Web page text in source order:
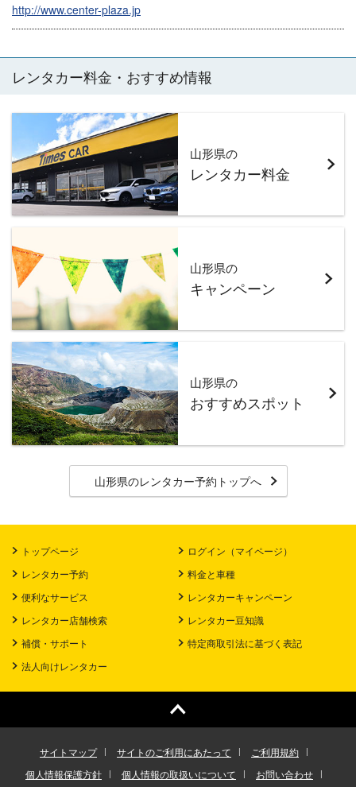
http://www.center-plaza.jp
レンタカー料金・おすすめ情報
山形県の
レンタカー料金
山形県の
キャンペーン
山形県の
おすすめスポット
山形県のレンタカー予約トップへ
トップページ
ログイン（マイページ）
レンタカー予約
料金と車種
便利なサービス
レンタカーキャンペーン
レンタカー店舗検索
レンタカー豆知識
補償・サポート
特定商取引法に基づく表記
法人向けレンタカー
サイトマップ サイトのご利用にあたって
ご利用規約
個人情報保護方針
個人情報の取扱いについて お問い合わせ